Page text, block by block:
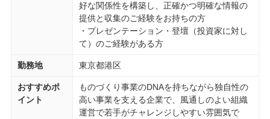
好な関係性を構築し、正確かつ明確な情報の
提供と収集のご経験をお持ちの方
・プレゼンテーション・登壇（投資家に対し
て）のご経験がある方
勤務地 東京都港区
おすすめポ
イント
ものづくり事業のDNAを持ちながら独自性の
高い事業を支える企業で、風通しのよい組織
運営で若手がチャレンジしやすい雰囲気で